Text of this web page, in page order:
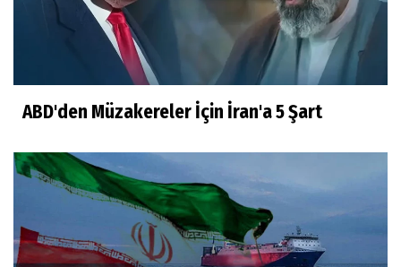
ABD'den Müzakereler İçin İran'a 5 Şart